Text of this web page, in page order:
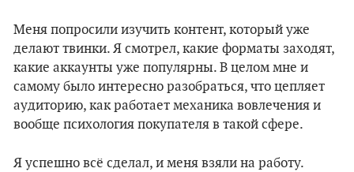
Меня попросили изучить контент, который уже
делают твинки. Я смотрел, какие форматы заходят,
какие аккаунты уже популярны. В целом мне и
самому было интересно разобраться, что цепляет
аудиторию, как работает механика вовлечения и
вообще психология покупателя в такой сфере.
Я успешно всё сделал, и меня взяли на работу.